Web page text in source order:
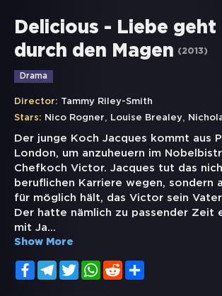
Delicious - Liebe geht
durch den Magen
(2013)
Drama
Director: Tammy Riley-Smith
Stars: Nico Rogner, Louise Brealey,
Der junge Koch Jacques kommt aus
London, um anzuheuern im
Chefkoch Victor. Jacques tut das
beruflichen Karriere wegen, sondern
für möglich hält, das Victor sein
Der hatte nämlich zu passender Zeit
mit Ja...
Show More
FacebookTelegramTwitterWhatsApp
Reddit